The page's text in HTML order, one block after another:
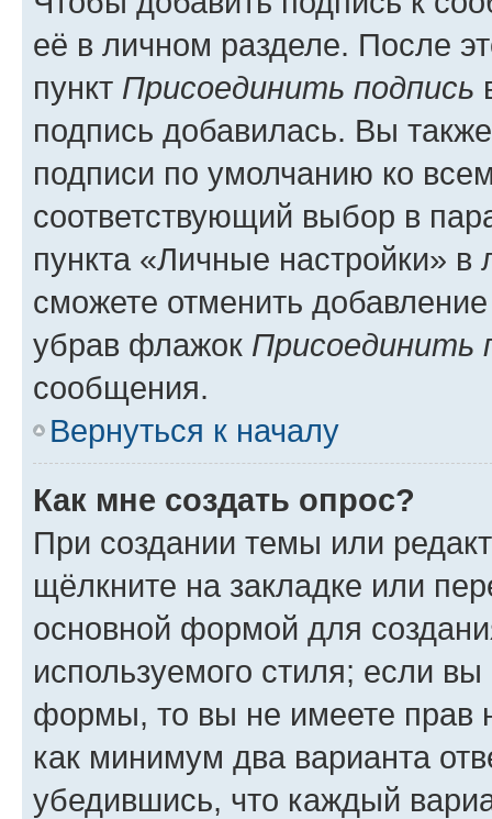
её в личном разделе. После
пункт Присоединить подпись
подпись добавилась. Вы
подписи по умолчанию ко
соответствующий выбор в
пункта «Личные настройки»
сможете отменить
убрав флажок Присоединить
сообщения.
Вернуться к началу
Как мне создать опрос?
При создании темы или
щёлкните на закладке или
основной формой для
используемого стиля; если
формы, то вы не имеете прав
как минимум два варианта
убедившись, что каждый